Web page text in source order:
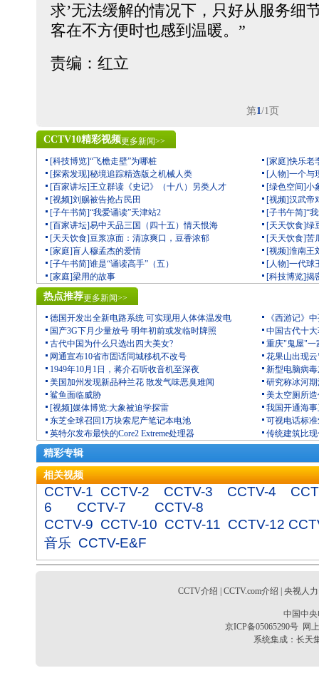
求’无法缓解的情况下，只好从服务细
客在不方便时也感到温暖。”
责编：红立
第1/1页
CCTV10精彩视频更多新闻>>
[科技博览]“飞檐走壁”为哪桩
[家庭]快乐老
[探索发现]秘境追踪精选版之机械人类
[人物]一个
[百家讲坛]王立群读《史记》（十八）另类人才
[绿色空间]小
[视频]刘赐被告抢占民田
[视频]汉武帝
[子午书简]“我爱诵读”天津站2
[子书午简]“
[百家讲坛]易中天品三国（四十五）情天恨海
[天天饮食]绿
[天天饮食]豆浆凉面：清凉爽口，豆香浓郁
[天天饮食]苦
[家庭]盲人穆孟杰的爱情
[视频]淮南王
[子午书简]谁是“诵读高手”（五）
[人物]一代球
[家庭]梁用的故事
[科技博览]揭
热点推荐更多新闻>>
德国开发出全新电路系统 可实现用人体体温发电
《西游记》
国产3G下月少量放号 明年初前或发临时牌照
中国古代十
古代中国为什么只选出四大美女?
重庆"鬼屋"一
网通宣布10省市固话同城移机不改号
花果山出现
1949年10月1日，蒋介石听收音机至深夜
新型电脑病
美国加州发现新品种兰花 散发气味恶臭难闻
研究称冰河
鲨鱼面临威胁
美太空厕所
[视频]媒体博览:大象被迫学探雷
我国开通海
东芝全球召回1万块索尼产笔记本电池
可视电话标
英特尔发布最快的Core2 Extreme处理器
传统建筑比
精彩专辑
相关视频
CCTV-1 CCTV-2 CCTV-3 CCTV-4
6
CCTV-7
CCTV-8
CCTV-9 CCTV-10 CCTV-11 CCTV-12
音乐 CCTV-E&F
CCTV介绍 CCTV.com介绍 央视人
中国中
京ICP备05065290号 网
系统集成： 长天